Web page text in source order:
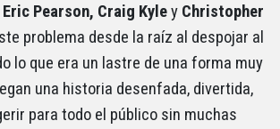
Eric Pearson, Craig Kyley Christopher
problema desde la raíz al despojar al
lo que era un lastre de una forma muy
una historia desenfada, divertida,
para todo el público sin muchas